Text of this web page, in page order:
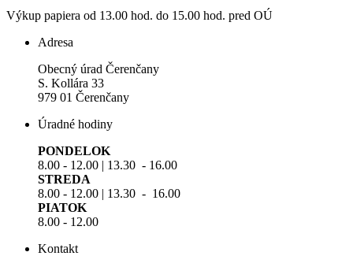
Výkup papiera od 13.00 hod. do 15.00 hod. pred OÚ
Adresa
Obecný úrad Čerenčany
S. Kollára 33
979 01 Čerenčany
Úradné hodiny
PONDELOK
8.00 - 12.00 | 13.30 - 16.00
STREDA
8.00 - 12.00 | 13.30 - 16.00
PIATOK
8.00 - 12.00
Kontakt